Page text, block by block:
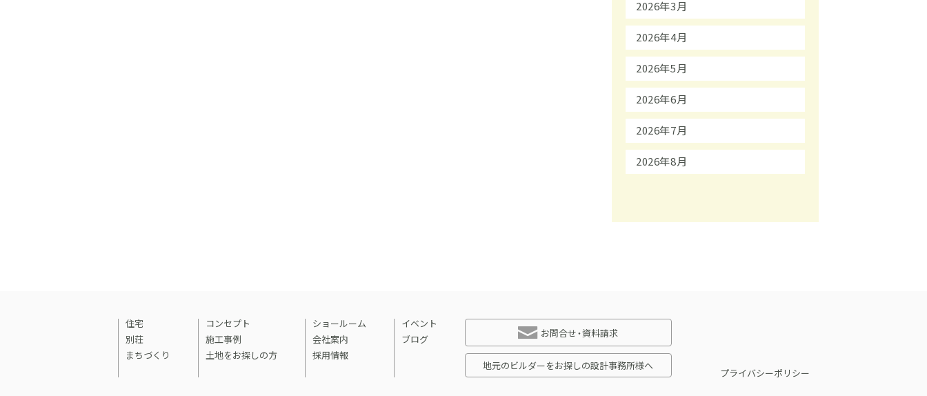
2026年3月
2026年4月
2026年5月
2026年6月
2026年7月
2026年8月
住宅
別荘
まちづくり
コンセプト
施工事例
土地をお探しの方
ショールーム
会社案内
採用情報
イベント
ブログ
お問合せ・資料請求
地元のビルダーをお探しの設計事務所様へ
プライバシーポリシー